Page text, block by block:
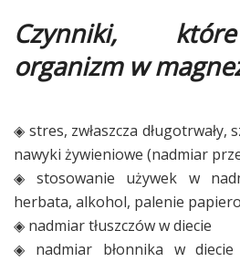
Czynniki,
organizm w
◈ stres, zwłaszcza długotrwały,
nawyki żywieniowe (nadmiar
◈ stosowanie używek w
herbata, alkohol, palenie
◈ nadmiar tłuszczów w diecie
◈ nadmiar błonnika w diecie